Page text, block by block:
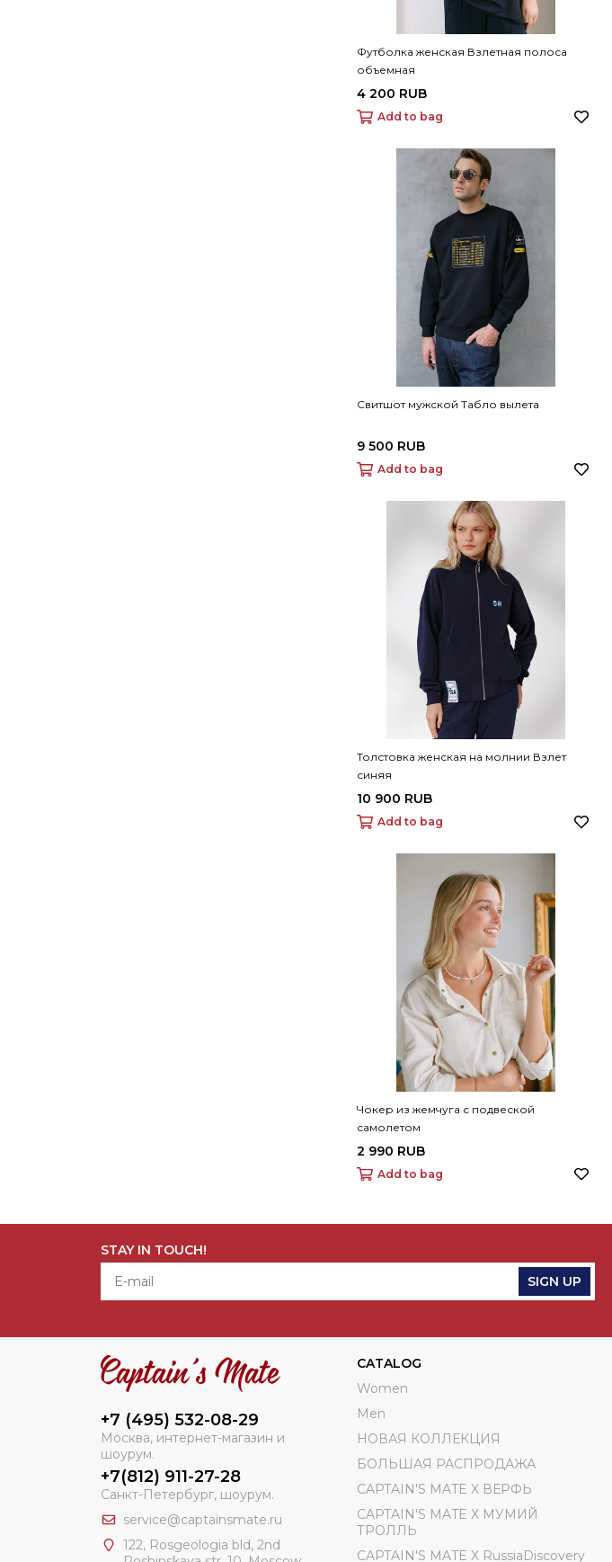
Футболка женская Взлетная полоса
объемная
4 200 RUB
Add to bag
Свитшот мужской Табло вылета
9 500 RUB
Add to bag
Толстовка женская на молнии Взлет
синяя
10 900 RUB
Add to bag
Чокер из жемчуга с подвеской
самолетом
2 990 RUB
Add to bag
STAY IN TOUCH!
SIGN UP
+7 (495) 532-08-29
Москва, интернет-магазин и
шоурум.
+7(812) 911-27-28
Санкт-Петербург, шоурум.
service@captainsmate.ru
122, Rosgeologia bld, 2nd
CATALOG
Women
Men
НОВАЯ КОЛЛЕКЦИЯ
БОЛЬШАЯ РАСПРОДАЖА
CAPTAIN'S MATE X ВЕРФЬ
CAPTAIN'S MATE Х МУМИЙ
ТРОЛЛЬ
CAPTAIN'S MATE X RussiaDiscovery